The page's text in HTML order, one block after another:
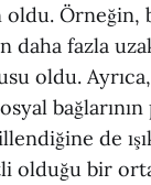
Örneğin,
fazla
oldu.
bağlarının
de
olduğu bir